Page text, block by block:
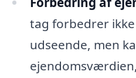
tag forbedrer
udseende, men